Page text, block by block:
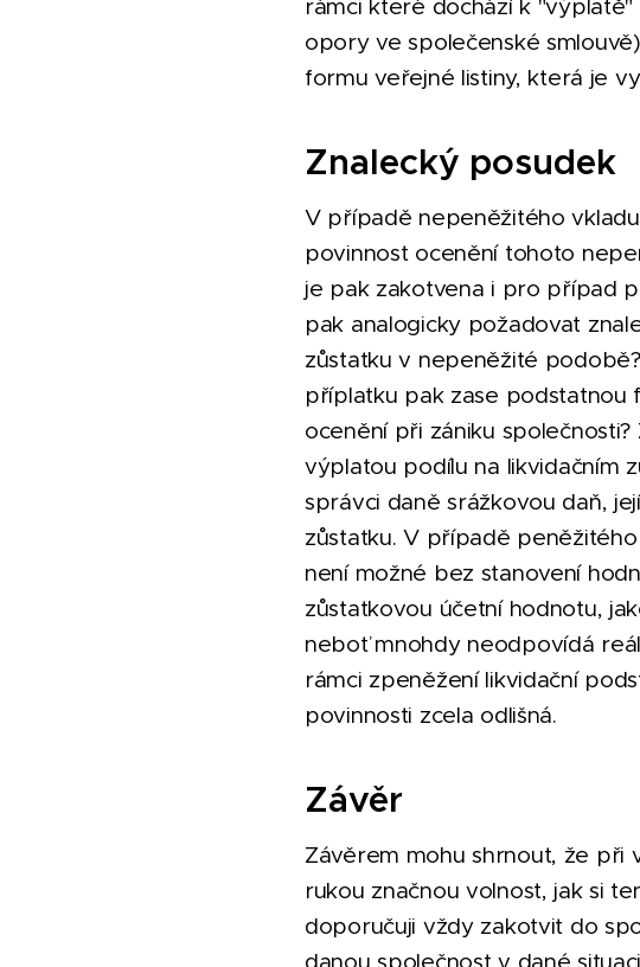
rámci které dochází k
opory ve společenské
formu veřejné listiny, která je
Znalecký posudek
V případě nepeněžitého
povinnost ocenění tohoto
je pak zakotvena i pro případ
pak analogicky požadovat
zůstatku v nepeněžité
příplatku pak zase podstatnou
ocenění při zániku
výplatou podílu na likvidačním
správci daně srážkovou daň,
zůstatku. V případě
není možné bez stanovení
zůstatkovou účetní hodnotu,
neboť mnohdy neodpovídá
rámci zpeněžení likvidační
povinnosti zcela odlišná.
Závěr
Závěrem mohu shrnout, že při
rukou značnou volnost, jak si
doporučuji vždy zakotvit do
danou společnost v dané